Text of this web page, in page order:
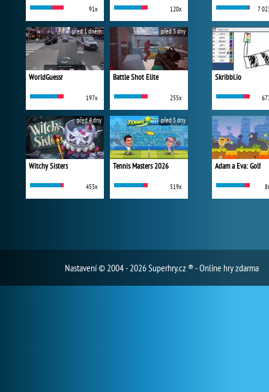
91x 120x
WorldGuessr
197x
před 1 dnem
Battle Shot Elite
255x
před 3 dny
Witchy Sisters
453x
před 4 dny
Tennis Masters 2026
519x
před 5 dny
7
Skribbl.io
Adam a Eva: Golf
Nastavení© 2004 - 2026 Superhry.cz ® - Online hry zdarma